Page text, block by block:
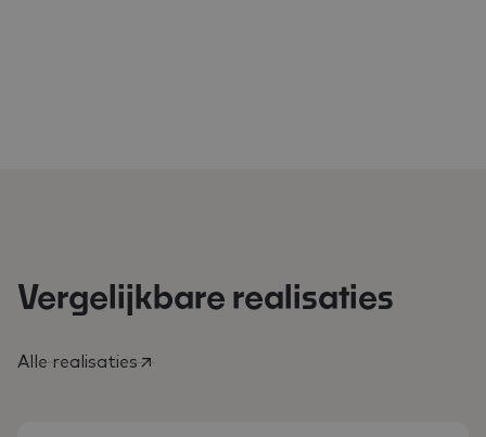
Vergelijkbare realisaties
Alle realisaties